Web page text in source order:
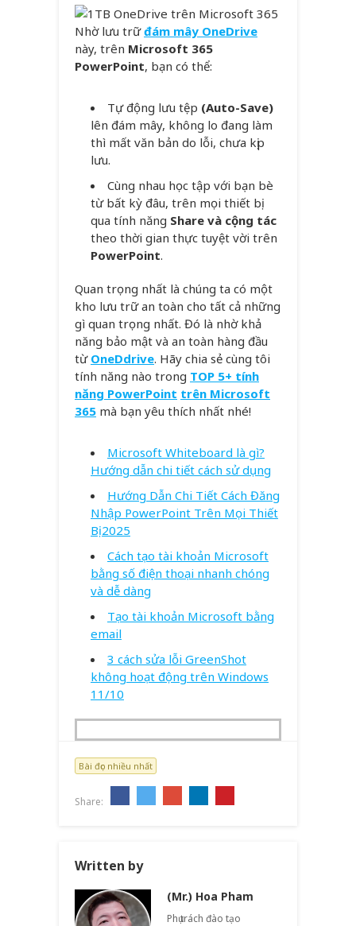
Nhờ lưu trữđám mây OneDrive
này, trên Microsoft 365
PowerPoint, bạn có thể:
Tự động lưu tệp (Auto-Save)
lên đám mây, không lo đang làm
thì mất văn bản do lỗi, chưa kịp
lưu.
Cùng nhau học tập với bạn bè
từ bất kỳ đâu, trên mọi thiết bị
qua tính năng Share và cộng tác
theo thời gian thực tuyệt vời trên
PowerPoint.
Quan trọng nhất là chúng ta có một
kho lưu trữ an toàn cho tất cả những
gì quan trọng nhất. Đó là nhờ khả
năng bảo mật và an toàn hàng đầu
từ OneDdrive. Hãy chia sẻ cùng tôi
tính năng nào trong TOP 5+ tính
năng PowerPoint trên Microsoft
365 mà bạn yêu thích nhất nhé!
Microsoft Whiteboard là gì?
Hướng dẫn chi tiết cách sử dụng
Hướng Dẫn Chi Tiết Cách Đăng
Nhập PowerPoint Trên Mọi Thiết
Bị 2025
Cách tạo tài khoản Microsoft
bằng số điện thoại nhanh chóng
và dễ dàng
Tạo tài khoản Microsoft bằng
email
3 cách sửa lỗi GreenShot
không hoạt động trên Windows
11/10
Bài đọc nhiều nhất
Share:
Written by
(Mr.) Hoa Pham
Phụ trách đào tạo